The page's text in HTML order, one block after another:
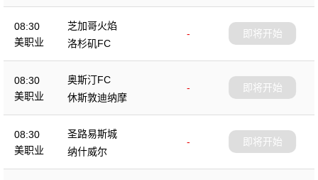
08:30
美职业
芝加哥火焰
-
洛杉矶FC
即将开始
08:30
美职业
奥斯汀FC
-
休斯敦迪纳摩
即将开始
08:30
美职业
圣路易斯城
-
纳什威尔
即将开始